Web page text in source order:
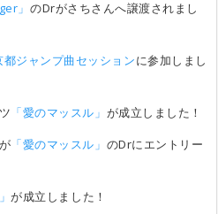
」のDrがさちさんへ譲渡されまし
都ジャンプ曲セッションに参加しまし
「愛のマッスル」 が成立しました！
「愛のマッスル」 のDrにエントリー
が成立しました！